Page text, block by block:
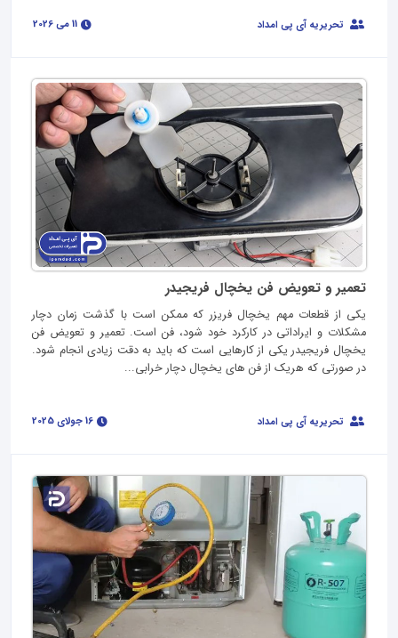
تحریریه آی پی امداد
تعمیر و تعویض فن یخچال فریجیدر
یکی از قطعات مهم یخچال فریزر که ممکن است با گذشت زمان دچار
مشکلات و ایراداتی در کارکرد خود شود، فن است. تعمیر و تعویض فن
یخچال فریجیدر یکی از کارهایی است که باید به دقت زیادی انجام شود.
در صورتی که هریک از فن های یخچال دچار خرابی...
تحریریه آی پی امداد